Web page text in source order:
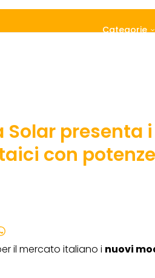
Categorie
Solar presenta
con
il mercato italiano i nuovi